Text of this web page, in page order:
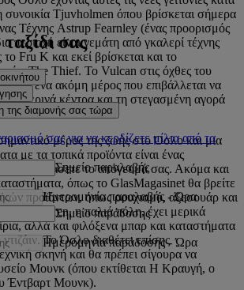
Tjuvholmen όπου βρίσκεται σήμερα
Τέχνης Astrup Fearnley (ένας προορισμός
περιοχή είναι γεμάτη από γκαλερί τέχνης
Fru K και εκεί βρίσκεται και το
The Thief. Το Vulcan στις όχθες του
ένα ακόμη μέρος που επιβάλλεται να
νυχτερινά κέντρα και τη στεγασμένη αγορά
μέρος της ζωής στο Όσλο και μια
με τα τοπικά προϊόντα είναι ένας
να περάσετε το απόγευμά σας. Ακόμα και
όπως το GlasMagasinet θα βρείτε
προϊόντων, όπως ρουχισμό, αξεσουάρ και
Kvadraturen, η παλιά πόλη, έχει μερικά
αλλά και φιλόξενα μπαρ και καταστήματα
Το Όσλο διαθέτει επίσης
σκηνή και θα πρέπει σίγουρα να
Μουνκ (όπου εκτίθεται Η Κραυγή, ο
Έντβαρτ Μουνκ).
σας
της διαμονής σας τώρα
σας για να κερδίζετε μίλια από τα
Σημείο παραλαβής
Ημερομηνία παραλαβής - Ώρα
Σημείο παράδοσης
Ημερομηνία παράδοσης - Ώρα